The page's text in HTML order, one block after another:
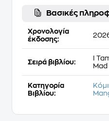
Βασικές
Χρονολογία
έκδοσης:
Σειρά βιβλίου:
I
Κατηγορία
Βιβλίου: